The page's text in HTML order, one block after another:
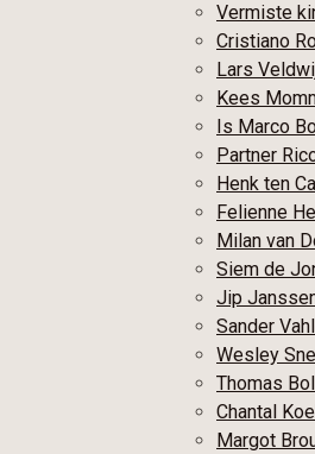
Vermiste
Cristiano
Lars
Kees
Is Marco
Partner
Henk ten
Felienne
Milan van
Siem de
Jip
Sander
Wesley
Thomas
Chantal
Margot